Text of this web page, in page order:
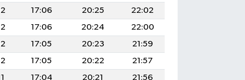
17:06 20:25
22:02
17:06 20:24
22:00
17:05 20:23
21:59
17:05 20:22
21:57
17:04 20:21
21:56